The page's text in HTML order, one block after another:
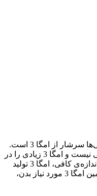
همه‌ی ما می‌دانیم که گوشت انواع ماهی‌ها سرشار از امگا 3 است.
ماهی سالمون هم از این قاعده مستثننی نیست و امگا 3 زیادی را در
بافت خود دارد. بدن انسان نمی‌تواند به اندازه‌ی کافی، امگا 3 تولید
کند، به این دلیل، مصرف ماهی برای تامین امگا 3 مورد نیاز بدن،